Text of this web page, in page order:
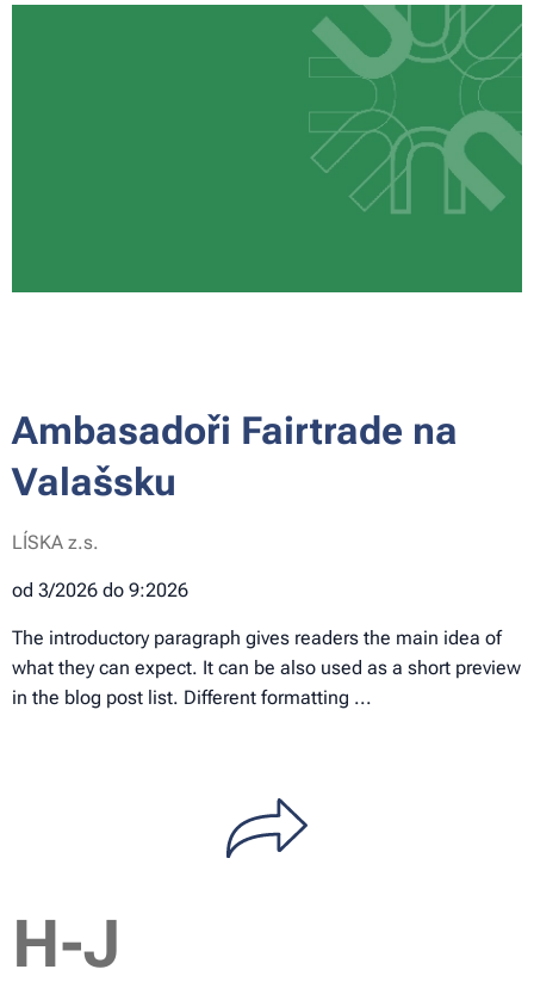
Ambasadoři Fairtrade na
Valašsku
LÍSKA z.s.
od 3/2026 do 9:2026
The introductory paragraph gives readers the main idea of
what they can expect. It can be also used as a short preview
in the blog post list. Different formatting ...
H-J